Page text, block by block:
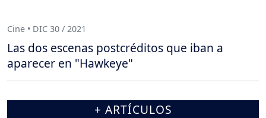
Cine • DIC 30 / 2021
Las dos escenas postcréditos que iban a
aparecer en "Hawkeye"
+ ARTÍCULOS